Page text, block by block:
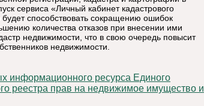
сервиса «Личный кабинет кадастрового
способствовать сокращению ошибок
количества отказов при внесении ими
недвижимости, что в свою очередь повысит
недвижимости.
реестра прав на недвижимое имущество и